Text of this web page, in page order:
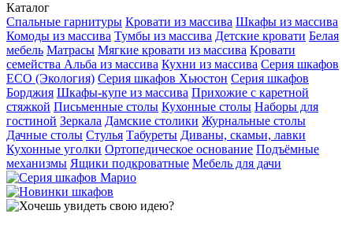
Каталог
Спальные гарнитуры Кровати из массива Шкафы из массива
Комоды из массива Тумбы из массива Детские кровати Белая
мебель Матрасы Мягкие кровати из массива Кровати
семейства Альба из массива Кухни из массива Серия шкафов
ECO (Экология) Серия шкафов Хьюстон Серия шкафов
Борджия Шкафы-купе из массива Прихожие с каретной
стяжкой Письменные столы Кухонные столы Наборы для
гостиной Зеркала Дамские столики Журнальные столы
Дачные столы Стулья Табуреты Диваны, скамьи, лавки
Кухонные уголки Ортопедическое основание Подъёмные
механизмы Ящики подкроватные Мебель для дачи